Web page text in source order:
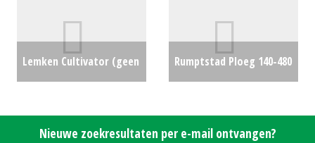
€6950
Lemken Cultivator (geen
(MD) #25201
€0
Rumptstad Ploeg 140-480
€0
Nieuwe zoekresultaten per e-mail ontvangen?